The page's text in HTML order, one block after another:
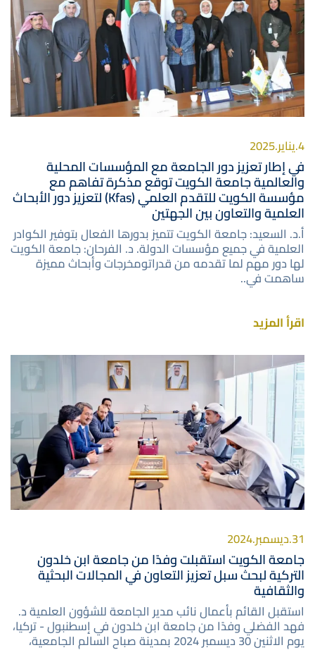
4.يناير.2025
في إطار تعزيز دور الجامعة مع المؤسسات المحلية
والعالمية جامعة الكويت توقع مذكرة تفاهم مع
مؤسسة الكويت للتقدم العلمي (Kfas) لتعزيز دور الأبحاث
العلمية والتعاون بين الجهتين
أ.د. السعيد: جامعة الكويت تتميز بدورها الفعال بتوفير الكوادر
العلمية في جميع مؤسسات الدولة. د. الفرحان: جامعة الكويت
لها دور مهم لما تقدمه من قدراتومخرجات وأبحاث مميزة
ساهمت في..
اقرأ المزيد
صورة
31.ديسمبر.2024
جامعة الكويت استقبلت وفدًا من جامعة ابن خلدون
التركية لبحث سبل تعزيز التعاون في المجالات البحثية
والثقافية
استقبل القائم بأعمال نائب مدير الجامعة للشؤون العلمية د.
فهد الفضلي وفدًا من جامعة ابن خلدون في إسطنبول - تركيا،
يوم الاثنين 30 ديسمبر 2024 بمدينة صباح السالم الجامعية،